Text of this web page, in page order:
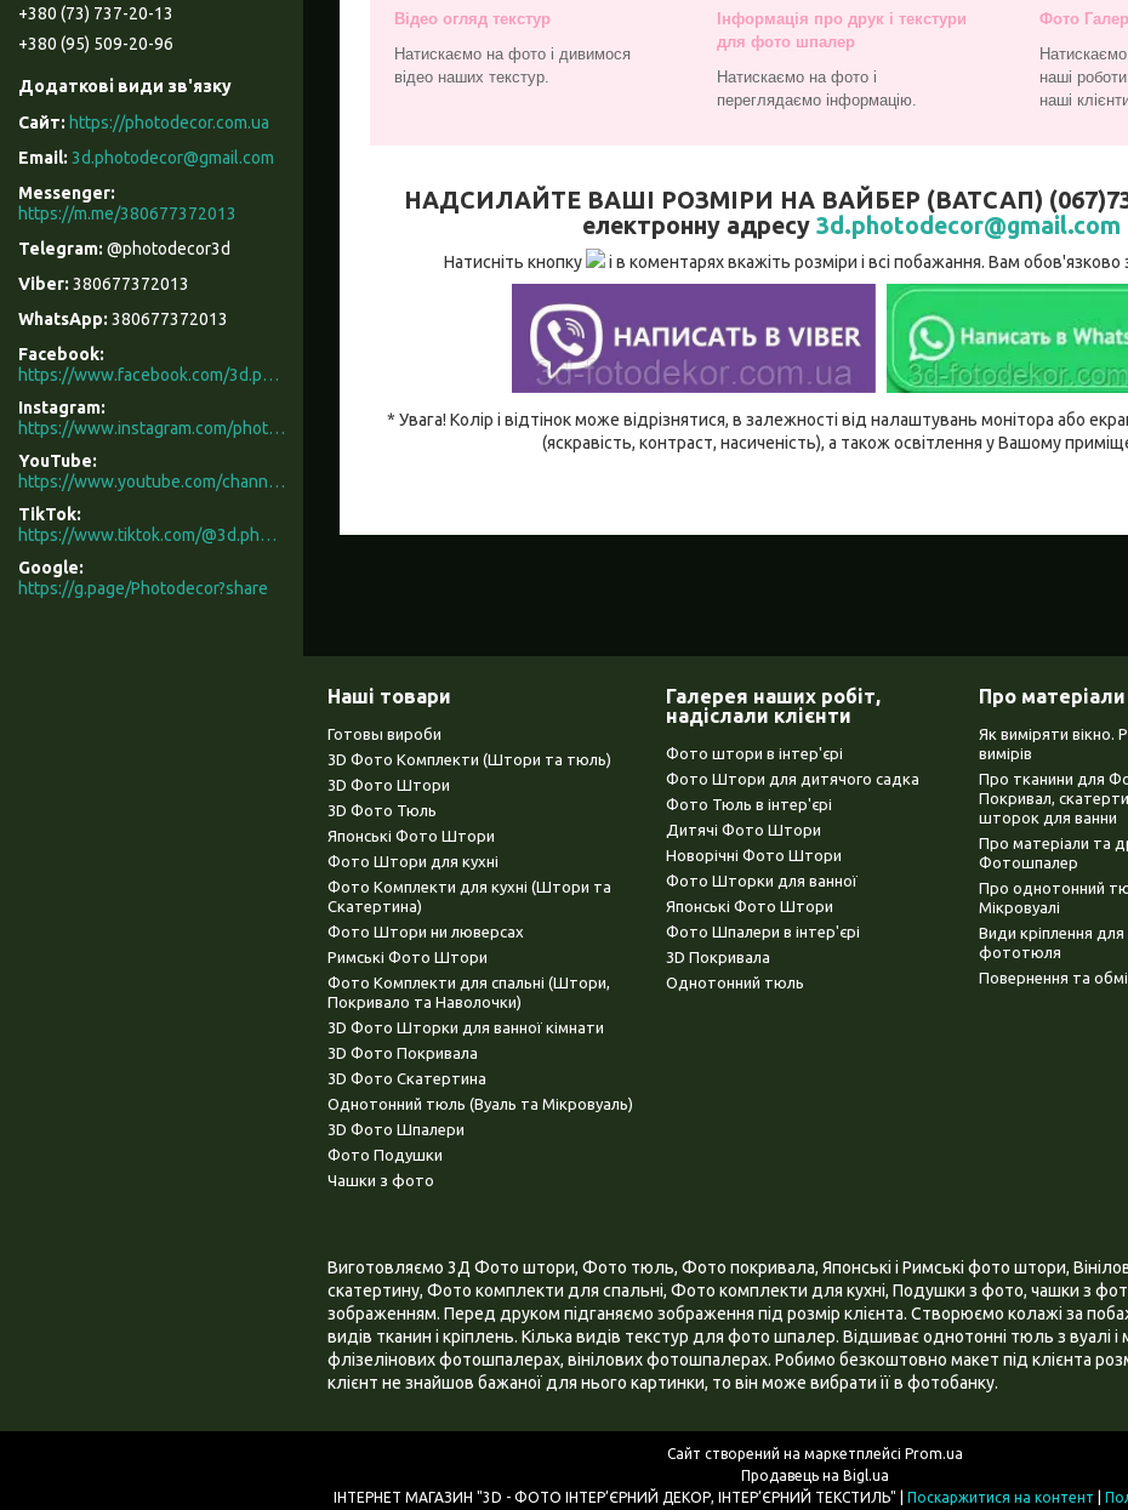
Відео огляд текстур
Натискаємо на фото і дивимося
відео наших текстур.
Інформація про друк і текстури
для фото шпалер
Натискаємо на фото і
переглядаємо інформацію.
Фото
наші
наші
НАДСИЛАЙТЕ ВАШІ РОЗМІРИ НА ВАЙБЕР (ВАТСАП)
електронну адресу 3d.photodecor@gmail.com
Натисніть кнопку і в коментарях вкажіть розміри і всі побажання. Вам
* Увага! Колір і відтінок може відрізнятися, в залежності від налаштувань монітора або
(яскравість, контраст, насиченість), а також освітлення у Вашому
+380 (73) 737-20-13
+380 (95) 509-20-96
https://photodecor.com.ua
3d.photodecor@gmail.com
https://m.me/380677372013
@photodecor3d
380677372013
380677372013
Facebook
https://www.facebook.com/3d.photodecor/
Instagram
https://www.instagram.com/photodecor.com.ua/
YouTube
https://www.youtube.com/channel/UCXCUerfqRY1Pw7-IptdbqyA/videos
TikTok
https://www.tiktok.com/@3d.photodecor?is_from_webapp=1&sender_device=pc
Google
https://g.page/Photodecor?share
Наші товари
Готовы вироби
3D Фото Комплекти (Штори та тюль)
3D Фото Штори
3D Фото Тюль
Японські Фото Штори
Фото Штори для кухні
Фото Комплекти для кухні (Штори та
Скатертина)
Фото Штори ни люверсах
Римські Фото Штори
Фото Комплекти для спальні (Штори,
Покривало та Наволочки)
3D Фото Шторки для ванної кімнати
3D Фото Покривала
3D Фото Скатертина
Однотонний тюль (Вуаль та Мікровуаль)
3D Фото Шпалери
Фото Подушки
Чашки з фото
Галерея наших робіт,
надіслали клієнти
Фото штори в інтер'єрі
Фото Штори для дитячого садка
Фото Тюль в інтер'єрі
Дитячі Фото Штори
Новорічні Фото Штори
Фото Шторки для ванної
Японські Фото Штори
Фото Шпалери в інтер'єрі
3D Покривала
Однотонний тюль
Про матеріали
Як виміряти вікно.
вимірів
Про тканини для
Покривал,
шторок для ванни
Про матеріали та
Фотошпалер
Про однотонний
Мікровуалі
Види кріплення
фототюля
Повернення та
Виготовляємо 3Д Фото штори, Фото тюль, Фото покривала, Японські і Римські фото штори,
скатертину, Фото комплекти для спальні, Фото комплекти для кухні, Подушки з фото, чашки з
зображенням. Перед друком підганяємо зображення під розмір клієнта. Створюємо колажі за
видів тканин і кріплень. Кілька видів текстур для фото шпалер. Відшиває однотонні тюль з вуалі
флізелінових фотошпалерах, вінілових фотошпалерах. Робимо безкоштовно макет під клієнта
клієнт не знайшов бажаної для нього картинки, то він може вибрати її в фотобанку.
Сайт створений на маркетплейсі Prom.ua
Продавець на Bigl.ua
Поскаржитися на контент